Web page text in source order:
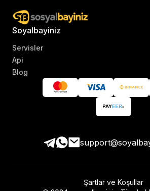
Soyalbayiniz
Servisler
Api
Blog
Şartlar ve Koşullar